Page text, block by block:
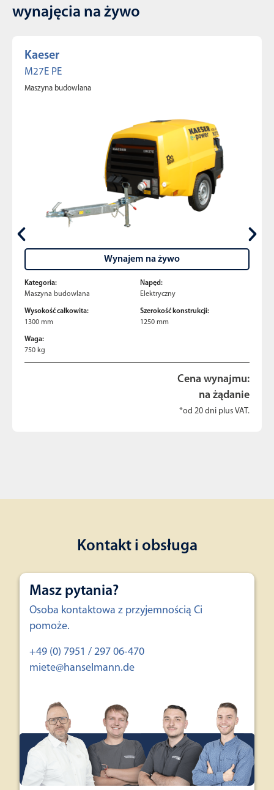
wynajęcia na żywo
Kaeser
M27E PE
Maszyna budowlana
Wynajem na żywo
Kategoria:
Maszyna budowlana
Napęd:
Elektryczny
Wysokość całkowita:
1300 mm
Szerokość konstrukcji:
1250 mm
Waga:
750 kg
Cena wynajmu:
na żądanie
*od 20 dni plus VAT.
Kontakt i obsługa
Masz pytania?
Osoba kontaktowa z przyjemnością Ci
pomoże.
+49 (0) 7951 / 297 06-470
miete@hanselmann.de